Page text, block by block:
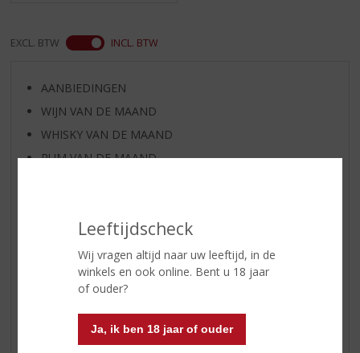
Leeftijdscheck
Wij vragen altijd naar uw leeftijd, in de
winkels en ook online. Bent u 18 jaar
of ouder?
Ja, ik ben 18 jaar of ouder
EXCL. BTW INCL. BTW
AANBIEDINGEN
WIJN VAN DE MAAND
WHISKY VAN DE MAAND
RUM VAN DE MAAND
EXCLUSIEF TOPSLIJTER
WHISKY
GEDISTILLEERD OVERIG